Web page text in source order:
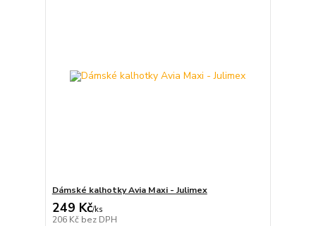
Dámské kalhotky Avia Maxi - Julimex
249 Kč/ks
206 Kč bez DPH